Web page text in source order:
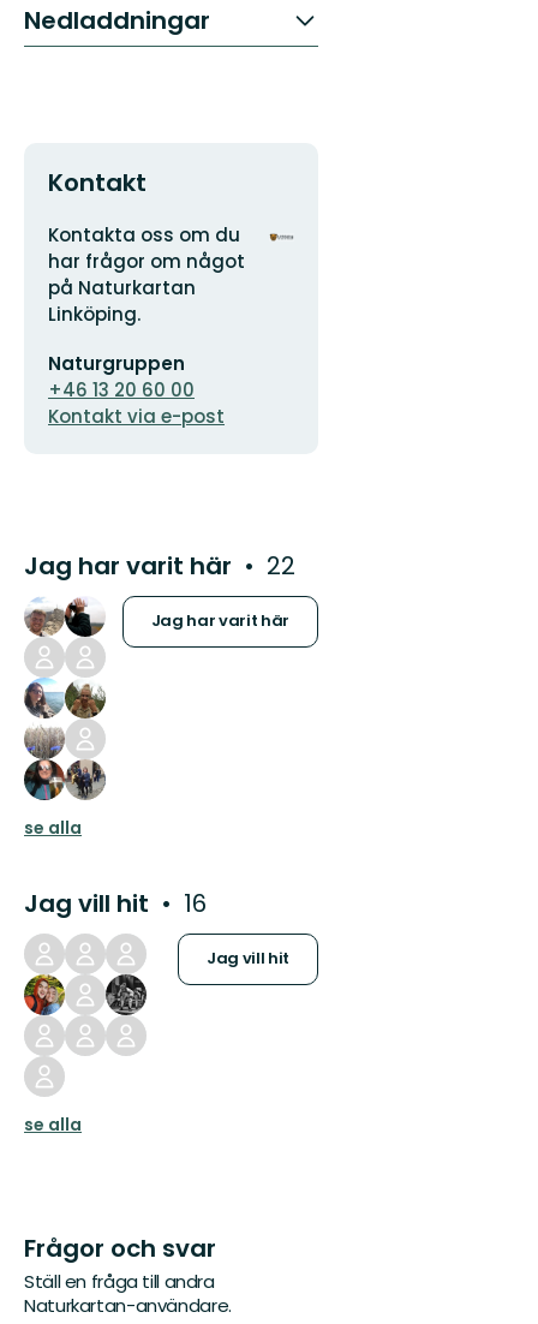
Nedladdningar
Kontakt
Adress
Kontakta oss om du
har frågor om något
på Naturkartan
Linköping.
postadress
Naturgruppen
+46 13 20 60 00
Kontakt via e-post
Organisationens
Jag har varit här 22
Jag har varit här
se alla
Jag vill hit 16
Jag vill hit
se alla
Frågor och svar
Ställ en fråga till andra
Naturkartan-användare.